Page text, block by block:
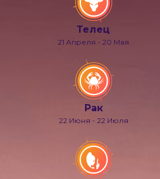
Телец
21 Апреля - 20 Мая
Рак
22 Июня - 22 Июля